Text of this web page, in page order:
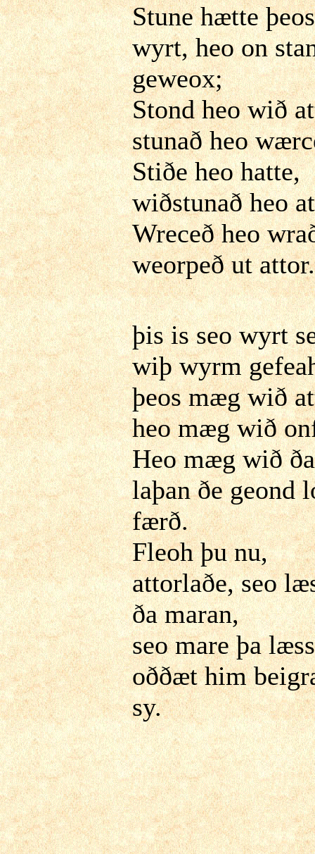
Stune hætte þeos
wyrt, heo on
geweox;
Stond heo wið
stunað heo
Stiðe heo hatte,
wiðstunað heo
Wreceð heo
weorpeð ut attor.
þis is seo wyrt
wiþ wyrm
þeos mæg wið
heo mæg wið
Heo mæg wið
laþan ðe geond
færð.
Fleoh þu nu,
attorlaðe, seo
ða maran,
seo mare þa
oððæt him
sy.